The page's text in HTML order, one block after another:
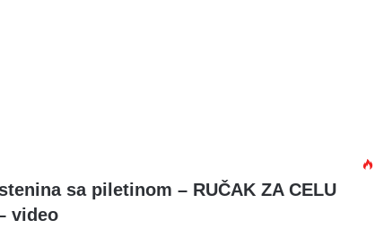
sa piletinom – RUČAK ZA CELU
video